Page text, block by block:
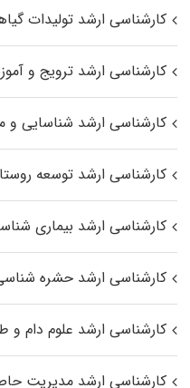
کارشناسی ارشد تولیدات
کارشناسی ارشد ترویج و
کارشناسی ارشد شناسایی و
کارشناسی ارشد توسعه
کارشناسی ارشد بیماری‌
کارشناسی ارشد حشره‌
کارشناسی ارشد علوم دام و
کارشناسی ارشد مدیریت